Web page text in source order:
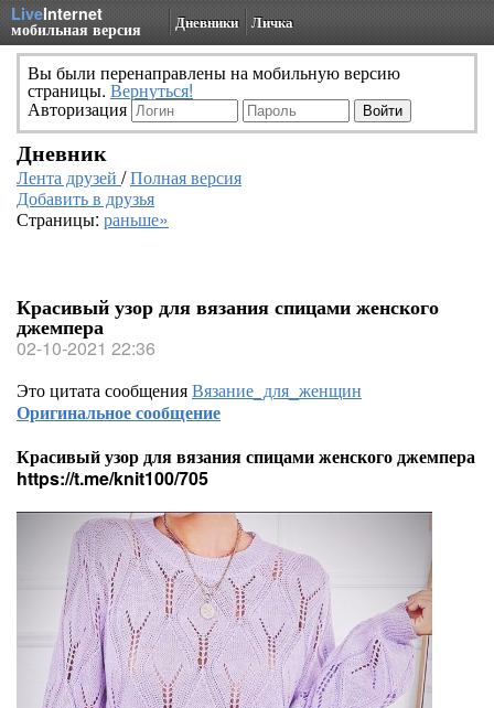
LiveInternet
мобильная версия Дневники Личка
Вы были перенаправлены на мобильную версию
страницы. Вернуться!
Авторизация
Дневник
Лента друзей /Полная версия
Добавить в друзья
Страницы: раньше»
Красивый узор для вязания спицами женского
джемпера
02-10-2021 22:36
Это цитата сообщенияВязание_для_женщин
Оригинальное сообщение
Красивый узор для вязания спицами женского джемпера
https://t.me/knit100/705